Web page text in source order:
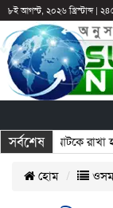
৮ই আগস্ট, ২০২৬ খ্রিস্টাব্দ|
সর্বশেষ
পরও আটকে রাখা হল
হোম